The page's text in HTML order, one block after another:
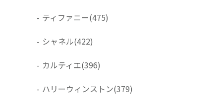
- ティファニー(475)
- シャネル(422)
- カルティエ(396)
- ハリーウィンストン(379)